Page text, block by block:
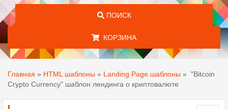
ПОИСК
КОРЗИНА
Главная » HTML шаблоны » Landing Page шаблоны » "Bitcoin
Crypto Currency" шаблон лендинга о криптовалюте